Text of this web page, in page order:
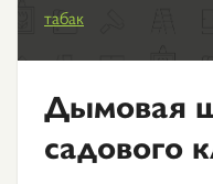
табак
Дымовая
садового